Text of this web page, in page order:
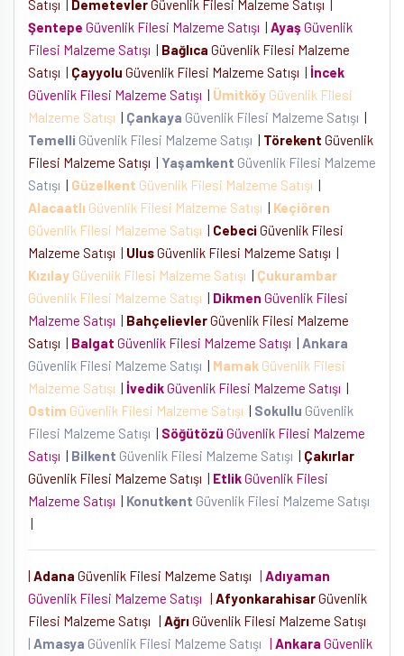
Satışı DemetevlerGüvenlik Filesi Malzeme Satışı
Şentepe Güvenlik Filesi Malzeme Satışı | Ayaş Güvenlik
Filesi Malzeme Satışı | Bağlıca Güvenlik Filesi Malzeme
Satışı | Çayyolu Güvenlik Filesi Malzeme Satışı | İncek
Güvenlik Filesi Malzeme Satışı | Ümitköy Güvenlik Filesi
Malzeme Satışı | Çankaya Güvenlik Filesi Malzeme Satışı |
Temelli Güvenlik Filesi Malzeme Satışı | Törekent Güvenlik
Filesi Malzeme Satışı | Yaşamkent Güvenlik Filesi Malzeme
Satışı | Güzelkent Güvenlik Filesi Malzeme Satışı |
Alacaatlı Güvenlik Filesi Malzeme Satışı | Keçiören
Güvenlik Filesi Malzeme Satışı | CebeciGüvenlik Filesi
Malzeme Satışı | UlusGüvenlik Filesi Malzeme Satışı |
Kızılay Güvenlik Filesi Malzeme Satışı | Çukurambar
Güvenlik Filesi Malzeme Satışı | Dikmen Güvenlik Filesi
Malzeme Satışı | BahçelievlerGüvenlik Filesi Malzeme
Satışı | Balgat Güvenlik Filesi Malzeme Satışı | Ankara
Güvenlik Filesi Malzeme Satışı | Mamak Güvenlik Filesi
Malzeme Satışı | İvedikGüvenlik Filesi Malzeme Satışı |
Ostim Güvenlik Filesi Malzeme Satışı | Sokullu Güvenlik
Filesi Malzeme Satışı | Söğütözü Güvenlik Filesi Malzeme
Satışı | Bilkent Güvenlik Filesi Malzeme Satışı | Çakırlar
Güvenlik Filesi Malzeme Satışı | EtlikGüvenlik Filesi
Malzeme Satışı | Konutkent Güvenlik Filesi Malzeme Satışı
|
| Adana Güvenlik Filesi Malzeme Satışı | Adıyaman
Güvenlik Filesi Malzeme Satışı | AfyonkarahisarGüvenlik
Filesi Malzeme Satışı | AğrıGüvenlik Filesi Malzeme Satışı
| Amasya Güvenlik Filesi Malzeme Satışı | Ankara Güvenlik